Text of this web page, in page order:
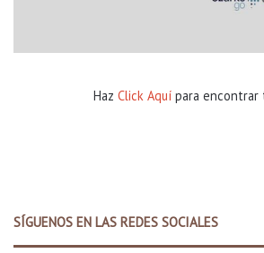
Haz Click Aquípara encontrar
SÍGUENOS EN LAS REDES SOCIALES